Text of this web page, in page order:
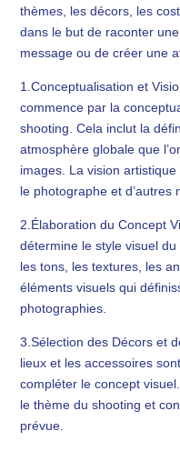
thèmes, les décors, les
dans le but de raconter
message ou de créer une
1.Conceptualisation et
commence par la
shooting. Cela inclut la
atmosphère globale que
images. La vision
le photographe et d’autres
2.Élaboration du Concept
détermine le style visuel
les tons, les textures, les
éléments visuels qui
photographies.
3.Sélection des Décors et
lieux et les accessoires
compléter le concept
le thème du shooting et
prévue.